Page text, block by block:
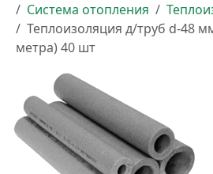
Система отопления
Теплоизоляция д/труб d-48
метра) 40 шт